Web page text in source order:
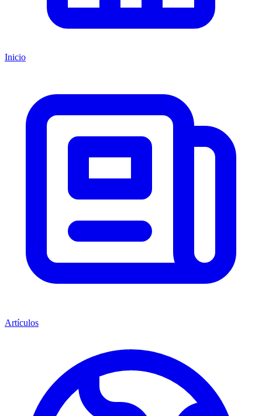
Inicio
Artículos